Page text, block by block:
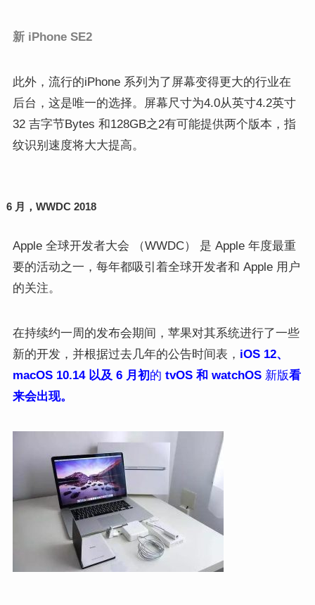
新 iPhone SE2
此外，流行的iPhone 系列 为了 屏幕变得更大的行业在
后台，这是唯一的选择。
屏幕尺寸为4.0从英寸4.2英寸
32 吉字节Bytes 和128GB之2有可能提供两个版本，指
纹识别速度将大大提高。
6 月，WWDC 2018
Apple 全球开发者大会 （WWDC） 是 Apple 年度最重
要的活动之一，每年都吸引着全球开发者和 Apple 用户
的关注。
在持续约一周的发布会期间，苹果对其系统进行了一些
新的开发，并根据过去几年的公告时间表， iOS 12、
macOS 10.14 以及 6 月 初的 tvOS 和 watchOS新版看
来会出现。